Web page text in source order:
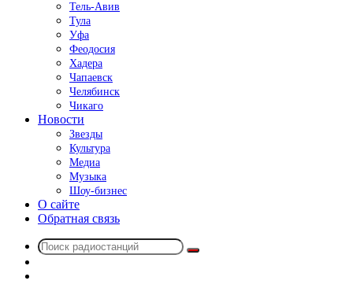
Тель-Авив
Тула
Уфа
Феодосия
Хадера
Чапаевск
Челябинск
Чикаго
Новости
Звезды
Культура
Медиа
Музыка
Шоу-бизнес
О сайте
Обратная связь
Поиск